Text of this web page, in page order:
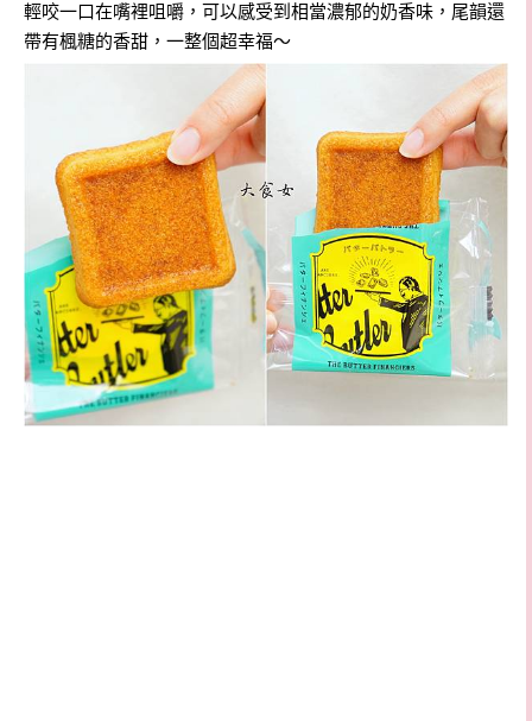
輕咬一口在嘴裡咀嚼，可以感受到相當濃郁的奶香味，尾韻還
帶有楓糖的香甜，一整個超幸福～